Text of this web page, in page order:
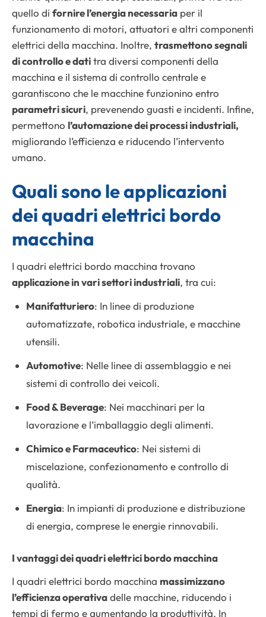
quello di fornire l’energia necessaria per il
funzionamento di motori, attuatori e altri componenti
elettrici della macchina. Inoltre, trasmettono segnali
di controllo e datitra diversi componenti della
macchina e il sistema di controllo centrale e
garantiscono che le macchine funzionino entro
parametri sicuri, prevenendo guasti e incidenti. Infine,
permettono l’automazione dei processi industriali,
migliorando l’efficienza e riducendo l’intervento
umano.
Quali sono le applicazioni
dei quadri elettrici bordo
macchina
I quadri elettrici bordo macchina trovano
applicazione in vari settori industriali, tra cui:
Manifatturiero: In linee di produzione
automatizzate, robotica industriale, e macchine
utensili.
Automotive: Nelle linee di assemblaggio e nei
sistemi di controllo dei veicoli.
Food & Beverage: Nei macchinari per la
lavorazione e l’imballaggio degli alimenti.
Chimico e Farmaceutico: Nei sistemi di
miscelazione, confezionamento e controllo di
qualità.
Energia: In impianti di produzione e distribuzione
di energia, comprese le energie rinnovabili.
I vantaggi dei quadri elettrici bordo macchina
I quadri elettrici bordo macchina massimizzano
l’efficienza operativadelle macchine, riducendo i
tempi di fermo e aumentando la produttività. In